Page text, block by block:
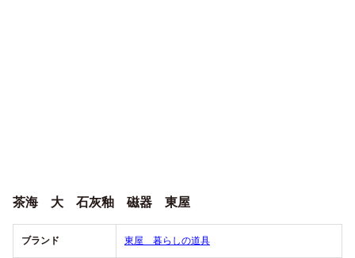
茶海 大 石灰釉 磁器 東屋
ブランド 東屋 暮らしの道具